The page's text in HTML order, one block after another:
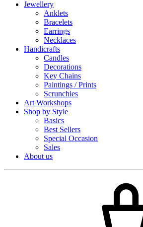
Jewellery
Anklets
Bracelets
Earrings
Necklaces
Handicrafts
Candles
Decorations
Key Chains
Paintings / Prints
Scrunchies
Art Workshops
Shop by Style
Basics
Best Sellers
Special Occasion
Sales
About us